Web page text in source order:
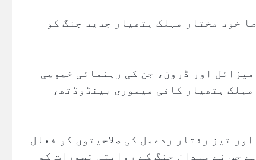
خود مختار مہلک ہتھیار جدید جنگ کو
اور ڈرون، جن کی رہنمائی خصوصی
ہتھیار کافی میموری بینڈوڈتھ،
تیز رفتار ردعمل کی صلاحیتوں کو فعال
جس نے میدان جنگ کے روایتی تصورات کو